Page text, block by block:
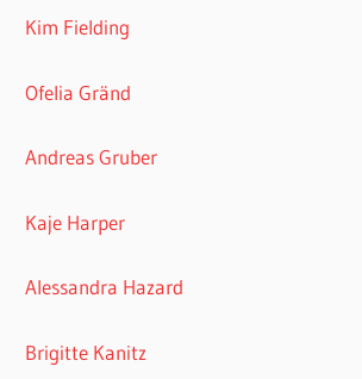
Kim Fielding
Ofelia Gränd
Andreas Gruber
Kaje Harper
Alessandra Hazard
Brigitte Kanitz